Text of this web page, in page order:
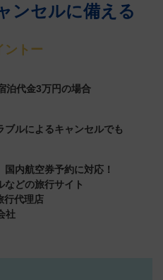
ンセルに備える
ントー
泊代金3万円の場合
ブルによるキャンセルでも
内航空券予約に対応！
などの旅行サイト
行代理店
社